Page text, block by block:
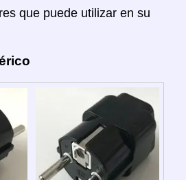
que puede utilizar en su